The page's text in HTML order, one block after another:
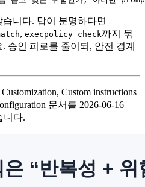
습니다. 답이 분명하다면
, execpolicy check까지 묶
승인 피로를 줄이되, 안전 경계
Custom instructions
문서를 2026-06-16
니다.